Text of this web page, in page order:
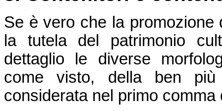
Se è vero che la
la tutela del patrimonio
dettaglio le diverse
come visto, della ben
considerata nel primo comma